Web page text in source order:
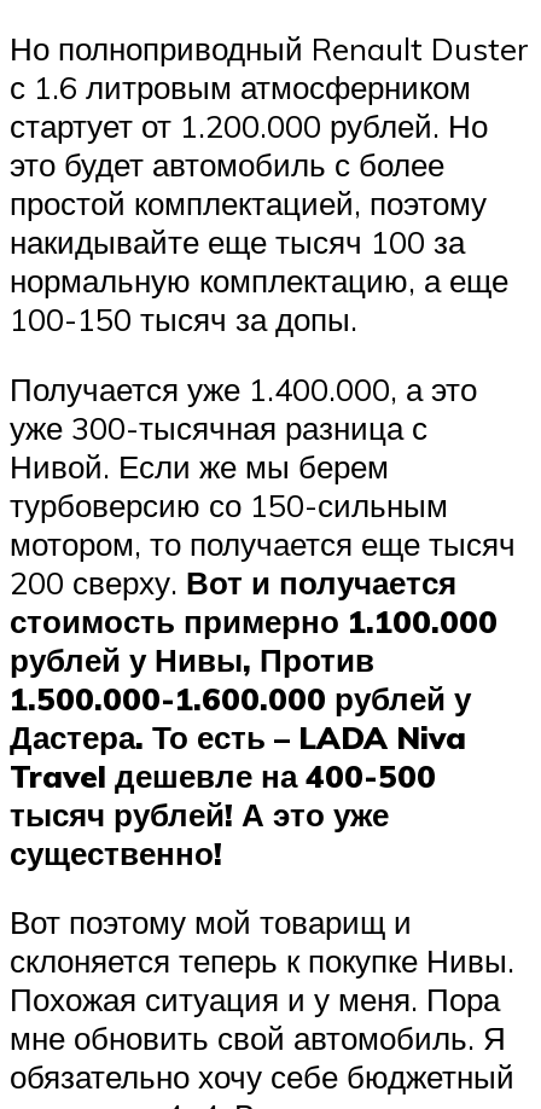
Но полноприводный Renault Duster
с 1.6 литровым атмосферником
стартует от 1.200.000 рублей. Но
это будет автомобиль с более
простой комплектацией, поэтому
накидывайте еще тысяч 100 за
нормальную комплектацию, а еще
100-150 тысяч за допы.
Получается уже 1.400.000, а это
уже 300-тысячная разница с
Нивой. Если же мы берем
турбоверсию со 150-сильным
мотором, то получается еще тысяч
200 сверху. Вот и получается
стоимость примерно 1.100.000
рублей у Нивы, Против
1.500.000-1.600.000 рублей у
Дастера. То есть – LADA Niva
Travel дешевле на 400-500
тысяч рублей! А это уже
существенно!
Вот поэтому мой товарищ и
склоняется теперь к покупке Нивы.
Похожая ситуация и у меня. Пора
мне обновить свой автомобиль. Я
обязательно хочу себе бюджетный